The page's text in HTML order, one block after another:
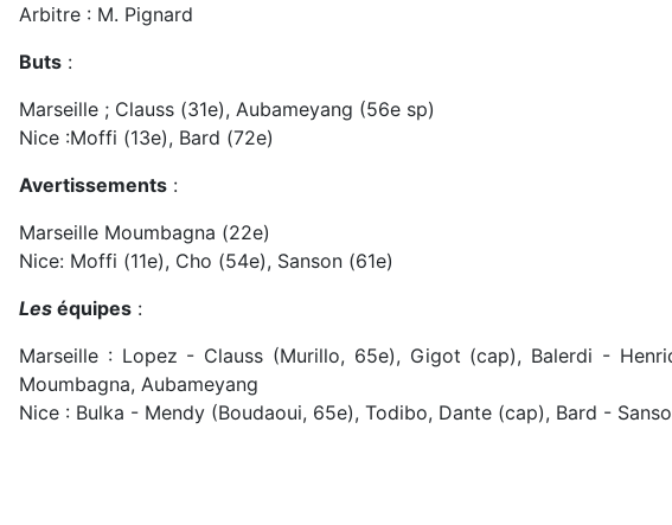
Arbitre : M. Pignard
Buts :
Marseille ; Clauss (31e), Aubameyang (56e sp)
Nice :Moffi (13e), Bard (72e)
Avertissements :
Marseille Moumbagna (22e)
Nice: Moffi (11e), Cho (54e), Sanson (61e)
Les équipes :
Marseille : Lopez - Clauss (Murillo, 65e), Gigot (cap), Balerdi -
Moumbagna, Aubameyang
Nice : Bulka - Mendy (Boudaoui, 65e), Todibo, Dante (cap), Bard -